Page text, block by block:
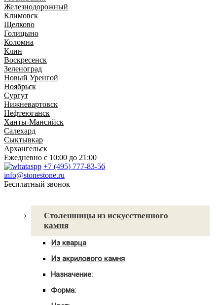
Железнодорожный
Климовск
Щелково
Голицыно
Коломна
Клин
Воскресенск
Зеленоград
Новый Уренгой
Ноябрьск
Сургут
Нижневартовск
Нефтеюганск
Ханты-Мансийск
Салехард
Сыктывкар
Архангельск
Ежедневно с 10:00 до 21:00
+7 (495) 777-83-56
info@stonestone.ru
Бесплатный звонок
Столешницы из искусственного
камня
Из кварца
Для ванны
С мойкой
Из акрилового камня
Для ванны
С мойкой
Назначение:
Для ванной
Форма: